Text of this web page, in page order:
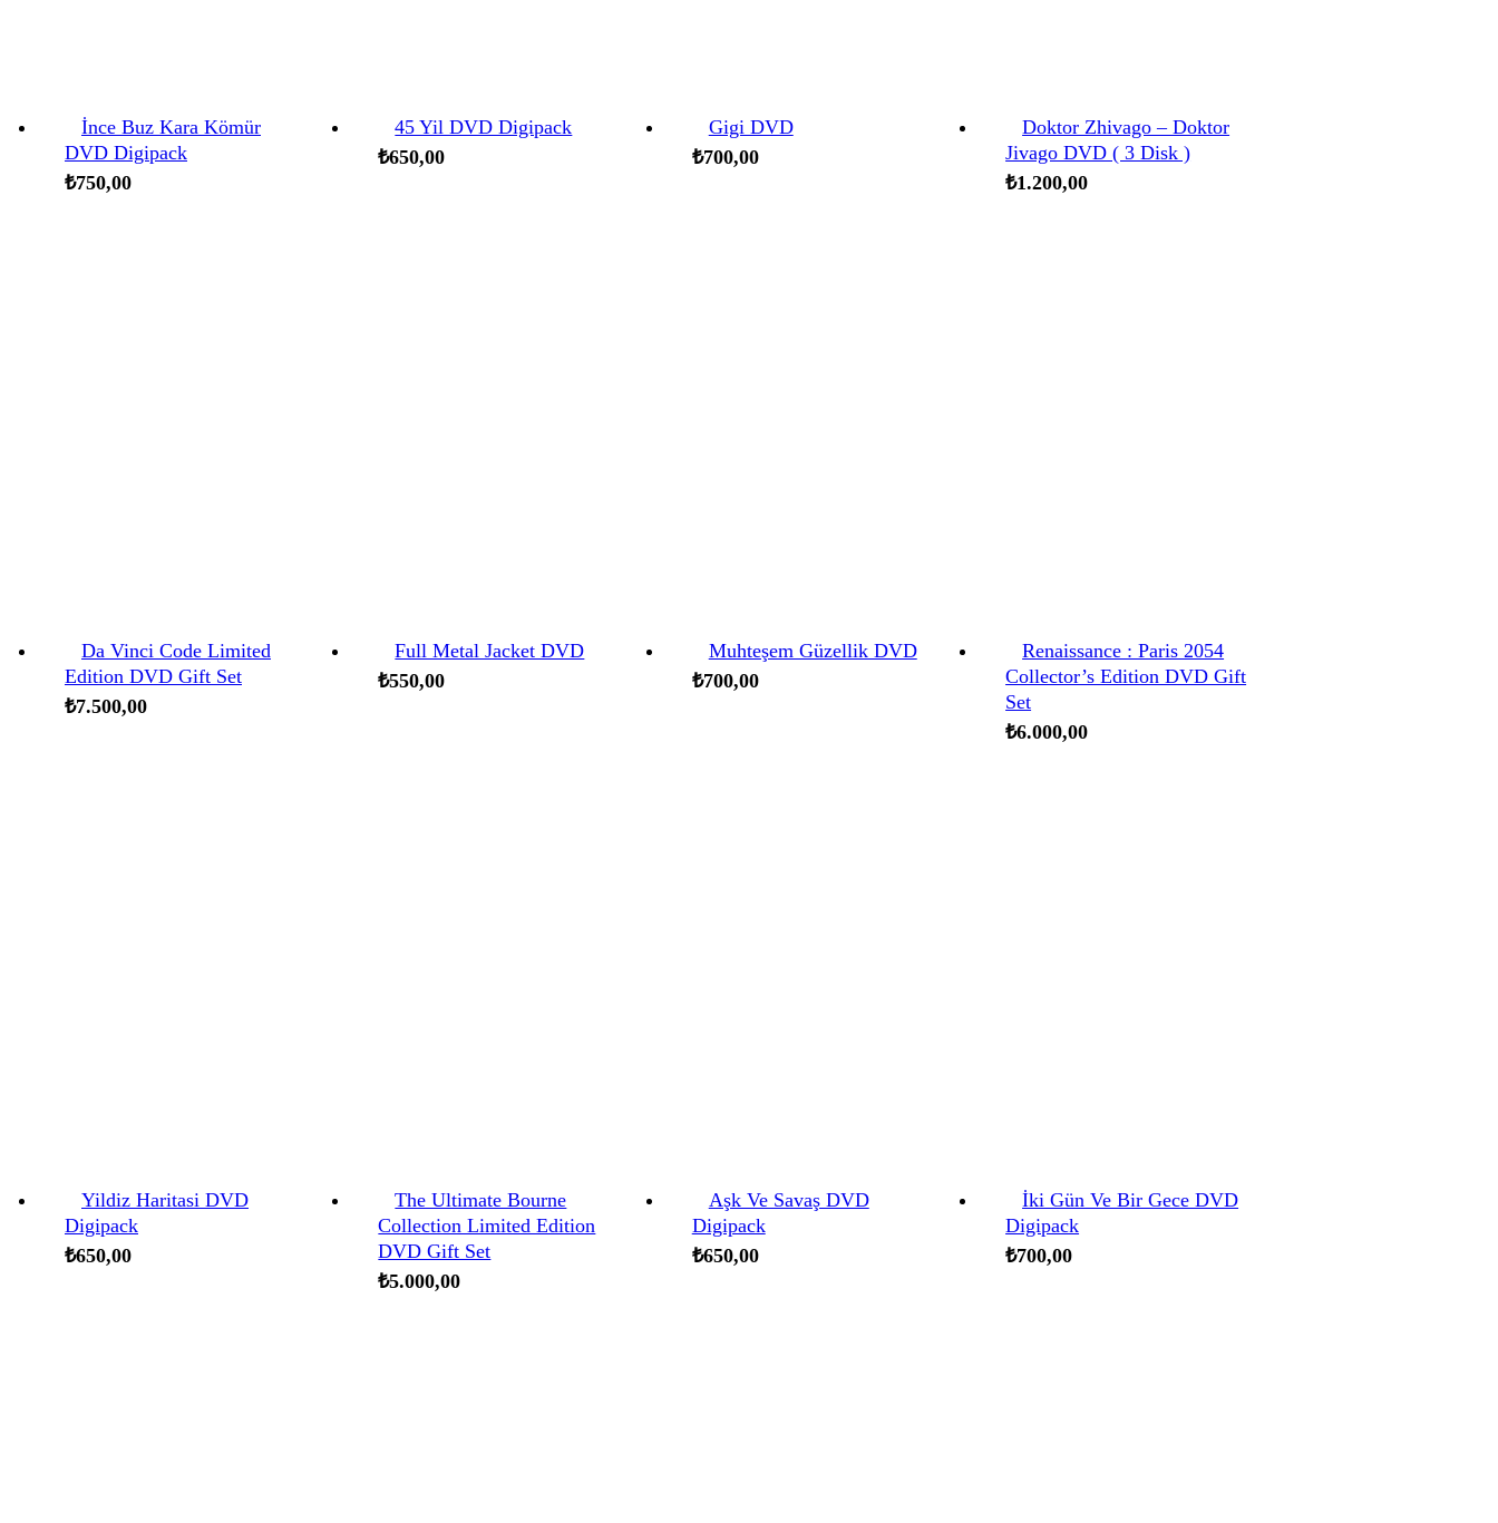
İnce Buz Kara Kömür
DVD Digipack
₺750,00
45 Yil DVD Digipack
₺650,00
Gigi DVD
₺700,00
Doktor Zhivago – Doktor
Jivago DVD ( 3 Disk )
₺1.200,00
Da Vinci Code Limited
Edition DVD Gift Set
₺7.500,00
Full Metal Jacket DVD
₺550,00
Muhteşem Güzellik DVD
₺700,00
Renaissance : Paris 2054
Collector’s Edition DVD Gift
Set
₺6.000,00
Yildiz Haritasi DVD
Digipack
₺650,00
The Ultimate Bourne
Collection Limited Edition
DVD Gift Set
₺5.000,00
Aşk Ve Savaş DVD
Digipack
₺650,00
İki Gün Ve Bir Gece DVD
Digipack
₺700,00